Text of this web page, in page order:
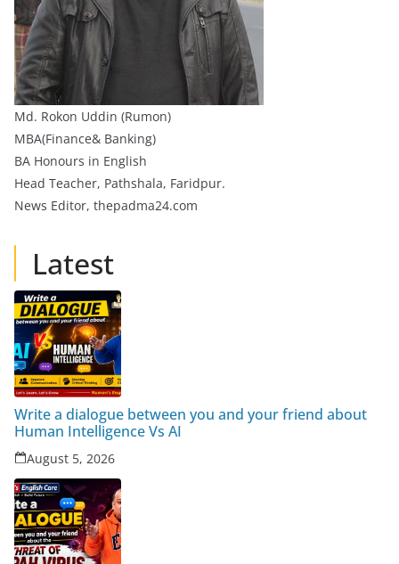
Md. Rokon Uddin (Rumon)
MBA(Finance& Banking)
BA Honours in English
Head Teacher, Pathshala, Faridpur.
News Editor, thepadma24.com
Latest
Write a dialogue between you and your friend about
Human Intelligence Vs AI
August 5, 2026